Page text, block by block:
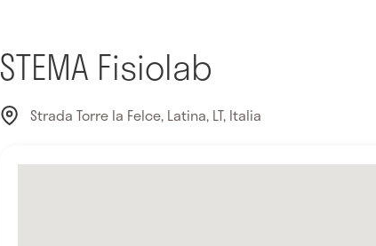
STEMA Fisiolab
Strada Torre la Felce, Latina, LT, Italia